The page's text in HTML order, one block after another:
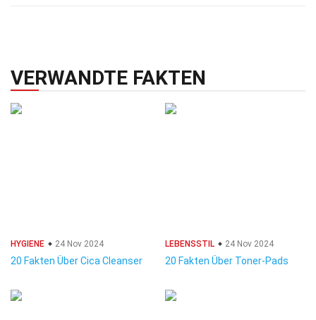
VERWANDTE FAKTEN
HYGIENE 24 Nov 2024
20 Fakten Über Cica Cleanser
LEBENSSTIL 24 Nov 2024
20 Fakten Über Toner-Pads